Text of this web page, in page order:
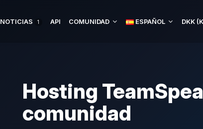
NOTICIAS 1 API COMUNIDAD ESPAÑOL DKK
Hosting
comunidad